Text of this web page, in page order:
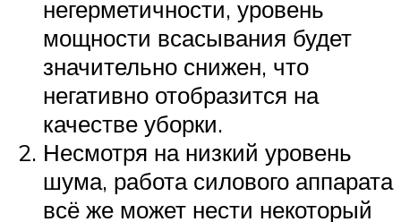
негерметичности, уровень
мощности всасывания будет
значительно снижен, что
негативно отобразится на
качестве уборки.
Несмотря на низкий уровень
шума, работа силового аппарата
всё же может нести некоторый